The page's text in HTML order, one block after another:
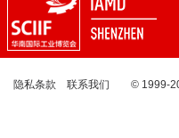
隐私条款 联系我们 © 1999-